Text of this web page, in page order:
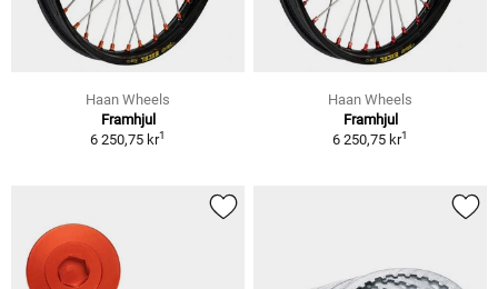
Haan Wheels
Framhjul
6 250,75 kr1
Haan Wheels
Framhjul
6 250,75 kr1